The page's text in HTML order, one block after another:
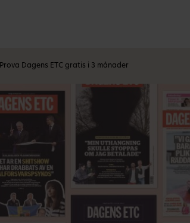
Prova Dagens ETC gratis i 3 månader